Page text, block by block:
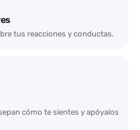
tus reacciones y conductas.
cómo te sientes y apóyalos